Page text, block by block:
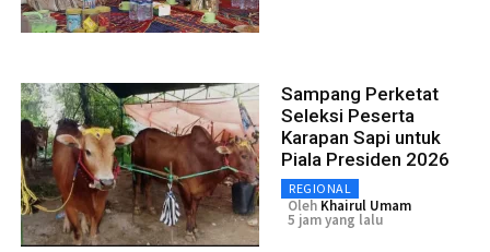
Sampang Perketat
Seleksi Peserta
Karapan Sapi untuk
Piala Presiden 2026
REGIONAL
Oleh Khairul Umam
5 jam yang lalu